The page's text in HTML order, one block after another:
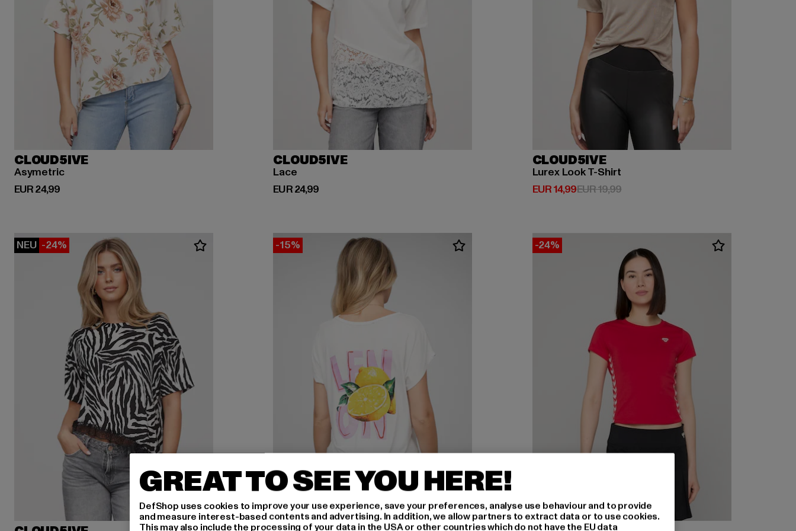
CLOUD5IVE
Asymetric
EUR 24,99
Derzeitiger Preis: EUR 24,99
CLOUD5IVE
Lace
EUR 24,99
Derzeitiger Preis: EUR 24,99
CLOUD5IVE
Lurex Look T-Shirt
EUR 14,99
Derzeitiger Preis: EUR 14,99
EUR 19,99Aktionspreis: EUR 19,99
NEU -24% -15% -24%
GREAT TO SEE YOU HERE!
DefShop uses cookies to improve your use experience, save your preferences, analyse use behaviour and to provide
and measure interest-based contents and advertising. In addition, we allow partners to extract data or to use cookies.
This may also include the processing of your data in the USA or other countries which do not have the EU data